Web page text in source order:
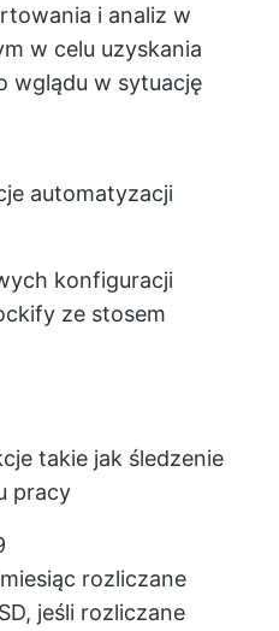
i analiz w
w celu uzyskania
wglądu w sytuację
automatyzacji
konfiguracji
ze stosem
takie jak śledzenie
pracy
rozliczane
jeśli rozliczane